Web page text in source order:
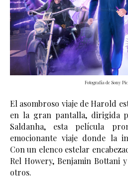
Fotografía de Sony
El asombroso viaje de Harold
en la gran pantalla, dirigida
Saldanha, esta película
emocionante viaje donde la
Con un elenco estelar
Rel Howery, Benjamin Bottani
otros.